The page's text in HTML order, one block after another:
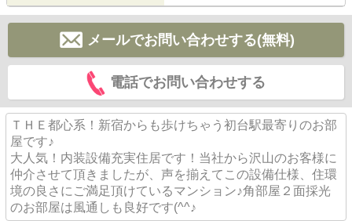
メールでお問い合わせする(無料)
電話でお問い合わせする
ＴＨＥ都心系！新宿からも歩けちゃう初台駅最寄りのお部
屋です♪
大人気！内装設備充実住居です！当社から沢山のお客様に
仲介させて頂きましたが、声を揃えてこの設備仕様、住環
境の良さにご満足頂けているマンション♪角部屋２面採光
のお部屋は風通しも良好です(^^♪